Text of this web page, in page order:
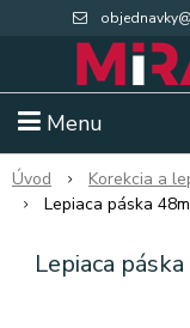
Menu
Úvod Korekcia a
Lepiaca páska
Lepiaca